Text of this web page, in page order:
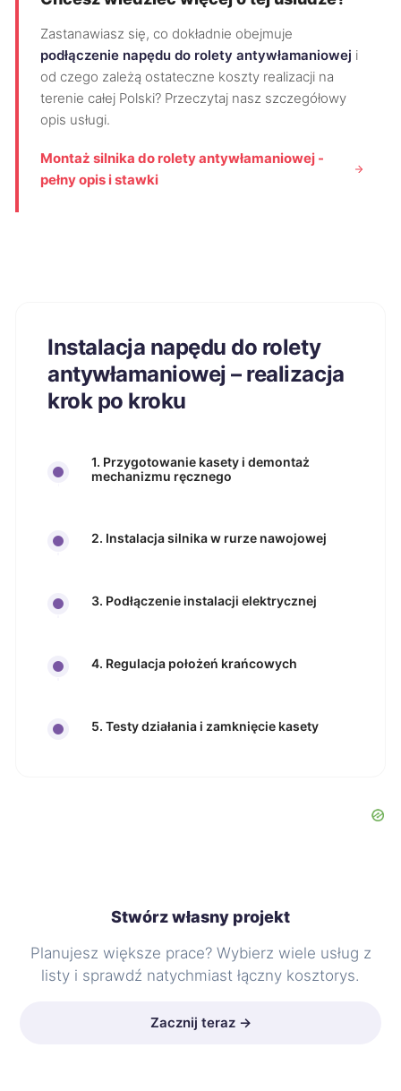
Zastanawiasz się, co dokładnie obejmuje
podłączenie napędu do rolety antywłamaniowej i
od czego zależą ostateczne koszty realizacji na
terenie całej Polski? Przeczytaj nasz szczegółowy
opis usługi.
Montaż silnika do rolety antywłamaniowej -
pełny opis i stawki
Instalacja napędu do rolety
antywłamaniowej – realizacja
krok po kroku
1. Przygotowanie kasety i demontaż
mechanizmu ręcznego
2. Instalacja silnika w rurze nawojowej
3. Podłączenie instalacji elektrycznej
4. Regulacja położeń krańcowych
5. Testy działania i zamknięcie kasety
Stwórz własny projekt
Planujesz większe prace? Wybierz wiele usług z
listy i sprawdź natychmiast łączny kosztorys.
Zacznij teraz →